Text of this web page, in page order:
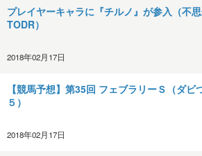
プレイヤーキャラに『チルノ』が参入（不
TODR）
2018年02月17日
【競馬予想】第35回 フェブラリーＳ（ダビ
５）
2018年02月17日